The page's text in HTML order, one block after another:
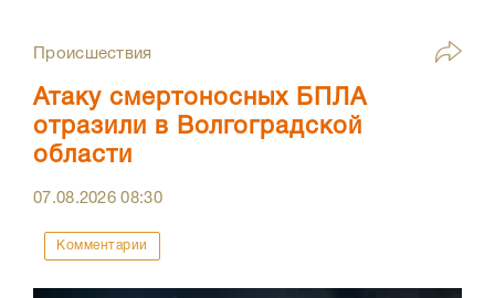
Происшествия
Атаку смертоносных БПЛА
отразили в Волгоградской
области
07.08.202608:30
Комментарии